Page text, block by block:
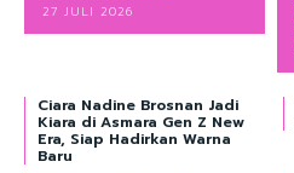
27 JULI 2026
Ciara Nadine Brosnan Jadi
Kiara di Asmara Gen Z New
Era, Siap Hadirkan Warna
Baru